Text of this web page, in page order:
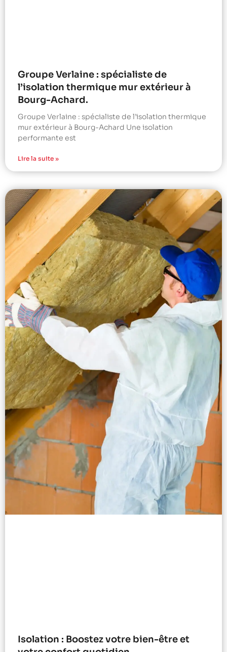
Groupe Verlaine : spécialiste de
l’isolation thermique mur extérieur à
Bourg-Achard.
Groupe Verlaine : spécialiste de l’isolation thermique
mur extérieur à Bourg-Achard Une isolation
performante est
Lire la suite »
Isolation : Boostez votre bien-être et